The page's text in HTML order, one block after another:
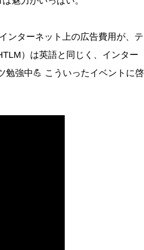
ンターネット上の広告費用が、テ
）は英語と同じく、インター
勉強中💪 こういったイベントに啓